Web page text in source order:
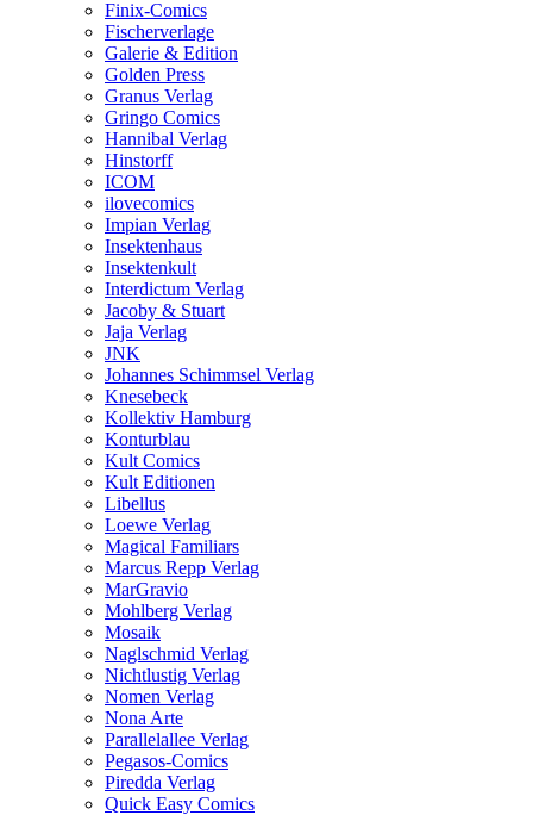
Finix-Comics
Fischerverlage
Galerie & Edition
Golden Press
Granus Verlag
Gringo Comics
Hannibal Verlag
Hinstorff
ICOM
ilovecomics
Impian Verlag
Insektenhaus
Insektenkult
Interdictum Verlag
Jacoby & Stuart
Jaja Verlag
JNK
Johannes Schimmsel Verlag
Knesebeck
Kollektiv Hamburg
Konturblau
Kult Comics
Kult Editionen
Libellus
Loewe Verlag
Magical Familiars
Marcus Repp Verlag
MarGravio
Mohlberg Verlag
Mosaik
Naglschmid Verlag
Nichtlustig Verlag
Nomen Verlag
Nona Arte
Parallelallee Verlag
Pegasos-Comics
Piredda Verlag
Quick Easy Comics